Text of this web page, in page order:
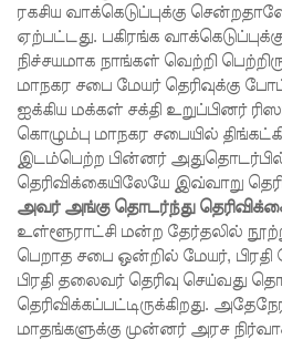
புதிய
இலங்கை
கடவுச்சீட்
டுகள்
நிராகரிப்பு
- முஜீப்
எம்.பி.
தெற்கு
அதிவேக
ரகசிய வாக்கெடுப்புக்கு
ஏற்பட்டது. பகிரங்க
நிச்சயமாக நாங்கள் வெற்றி
மாநகர சபை மேயர் தெரிவுக்கு
ஐக்கிய மக்கள் சக்தி உறுப்பினர்
கொழும்பு மாநகர சபையில்
இடம்பெற்ற பின்னர்
தெரிவிக்கையிலேயே இவ்வாறு
அவர் அங்கு தொடர்ந்து
உள்ளூராட்சி மன்ற தேர்தலில்
பெறாத சபை ஒன்றில் மேயர்,
பிரதி தலைவர் தெரிவு செய்வது
தெரிவிக்கப்பட்டிருக்கிறது.
மாதங்களுக்கு முன்னர் அரச